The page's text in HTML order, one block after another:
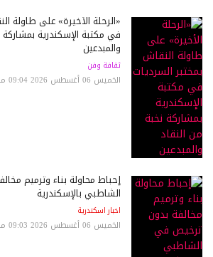
«الرحلة الأخيرة» على طاولة
في مكتبة الإسكندرية بمشاركة
والمبدعين
ثقافة وفن
الخميس 06 أغسطس 2026 09:04 مساءً
إحباط محاولة بناء وترميم
الشاطبي بالإسكندرية
اخبار اسكندرية
الخميس 06 أغسطس 2026 09:03 مساءً